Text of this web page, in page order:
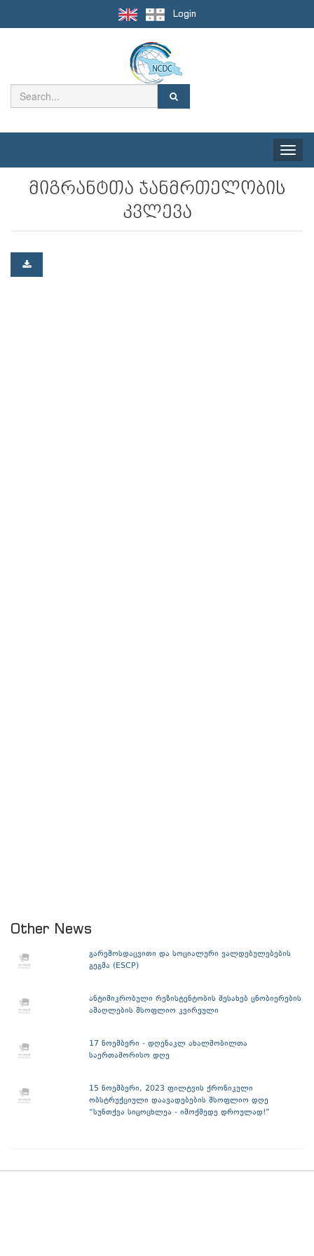
Login
Toggle
მიგრანტთა ჯანმრთელობის
კვლევა
Other News
გარემოსდაცვითი და სოციალური ვალდებულებების
გეგმა (ESCP)
ანტიმიკრობული რეზისტენტობის შესახებ ცნობიერების
ამაღლების მსოფლიო კვირეული
17 ნოემბერი - დღენაკლ ახალშობილთა
საერთაშორისო დღე
15 ნოემბერი, 2023 ფილტვის ქრონიკული
ობსტრუქციული დაავადებების მსოფლიო დღე
“სუნთქვა სიცოცხლეა - იმოქმედე დროულად!”